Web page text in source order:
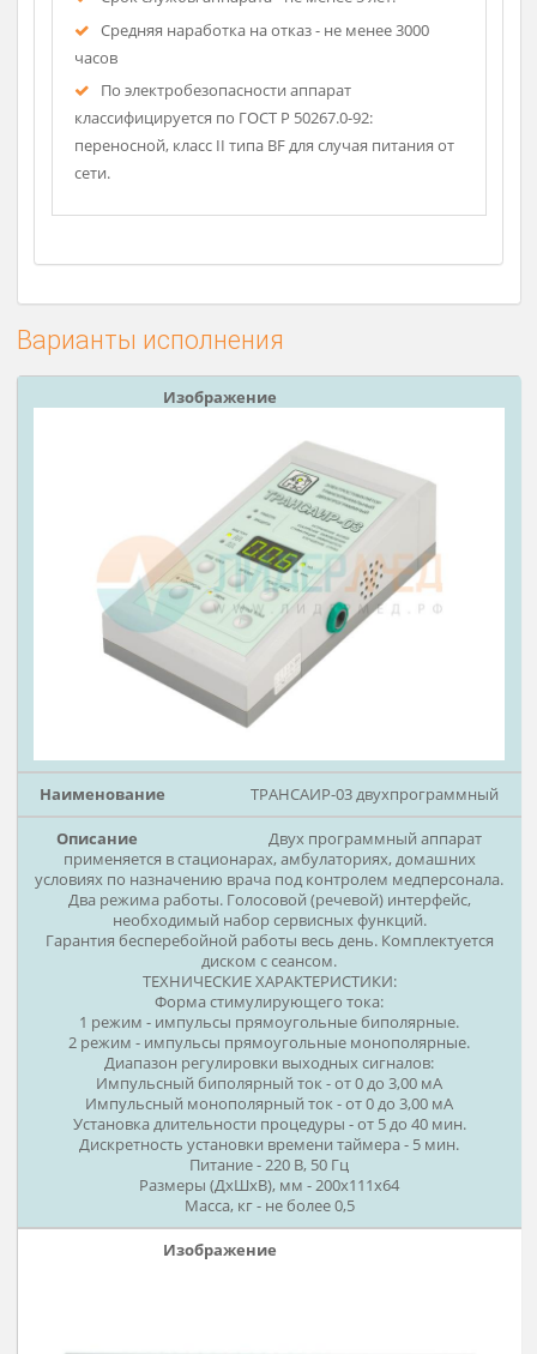
холинергический нейротрансмиттерные
механизмы.
Работает от сети. Аппарат гарантирует врачу
бесперебойную работу в течение всего дня.
работы).
Средняя наработка на отказ - не менее 3000
По электробезопасности аппарат
переносной, класс II типа BF для случая питания от
Варианты исполнения
ТРАНСАИР-03
Двух программный аппарат
применяется в стационарах, амбулаториях, домашних